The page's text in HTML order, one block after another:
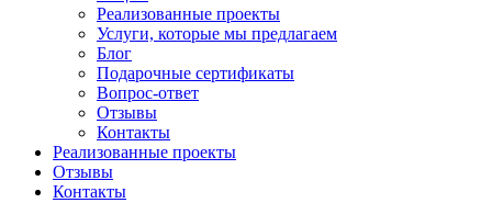
Реализованные проекты
Услуги, которые мы предлагаем
Блог
Подарочные сертификаты
Вопрос-ответ
Отзывы
Контакты
Реализованные проекты
Отзывы
Контакты